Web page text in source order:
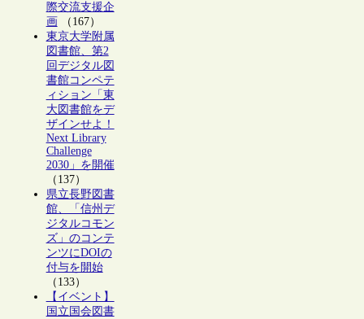
際交流支援企
画 （167）
東京大学附属
図書館、第2
回デジタル図
書館コンペテ
ィション「東
大図書館をデ
ザインせよ！
Next Library
Challenge
2030」を開催
（137）
県立長野図書
館、「信州デ
ジタルコモン
ズ」のコンテ
ンツにDOIの
付与を開始
（133）
【イベント】
国立国会図書